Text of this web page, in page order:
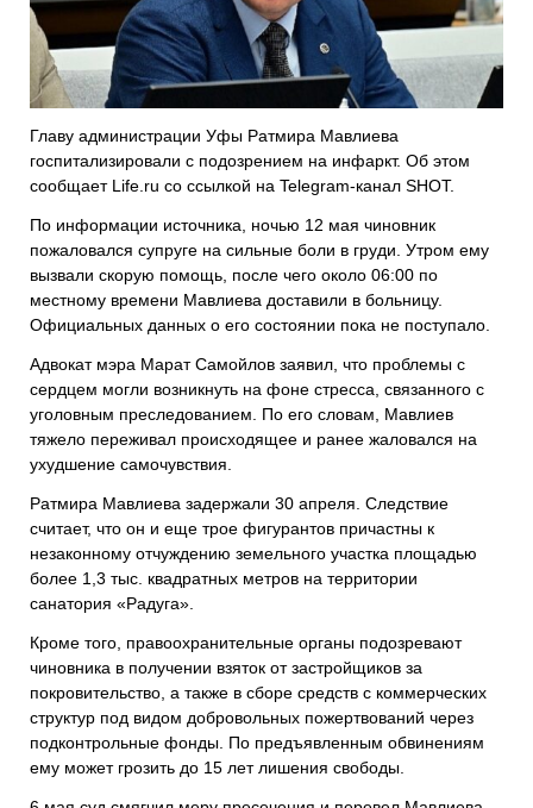
Главу администрации Уфы Ратмира Мавлиева
госпитализировали с подозрением на инфаркт. Об этом
сообщает Life.ru со ссылкой на Telegram-канал SHOT.
По информации источника, ночью 12 мая чиновник
пожаловался супруге на сильные боли в груди. Утром ему
вызвали скорую помощь, после чего около 06:00 по
местному времени Мавлиева доставили в больницу.
Официальных данных о его состоянии пока не поступало.
Адвокат мэра Марат Самойлов заявил, что проблемы с
сердцем могли возникнуть на фоне стресса, связанного с
уголовным преследованием. По его словам, Мавлиев
тяжело переживал происходящее и ранее жаловался на
ухудшение самочувствия.
Ратмира Мавлиева задержали 30 апреля. Следствие
считает, что он и еще трое фигурантов причастны к
незаконному отчуждению земельного участка площадью
более 1,3 тыс. квадратных метров на территории
санатория «Радуга».
Кроме того, правоохранительные органы подозревают
чиновника в получении взяток от застройщиков за
покровительство, а также в сборе средств с коммерческих
структур под видом добровольных пожертвований через
подконтрольные фонды. По предъявленным обвинениям
ему может грозить до 15 лет лишения свободы.